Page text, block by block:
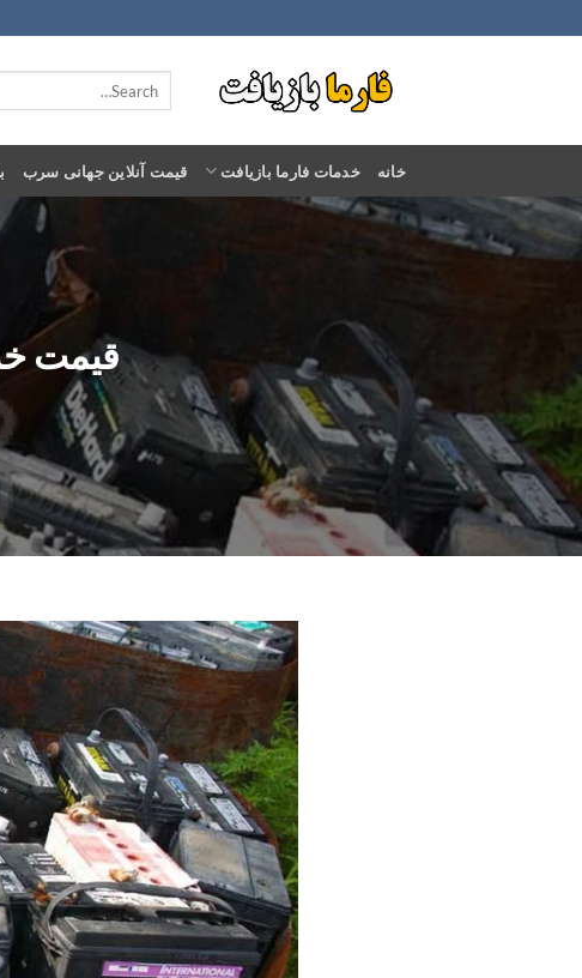
to
خانه خدمات فارما بازیافت قیمت آنلاین جهانی سرب
قیمت